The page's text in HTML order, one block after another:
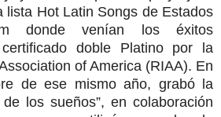
lista Hot Latin Songs de Estados
donde venían los éxitos
doble Platino por la
of America (RIAA). En
de ese mismo año, grabó la
los sueños”, en colaboración